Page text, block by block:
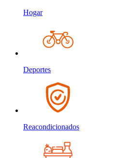
Hogar
Deportes
Reacondicionados